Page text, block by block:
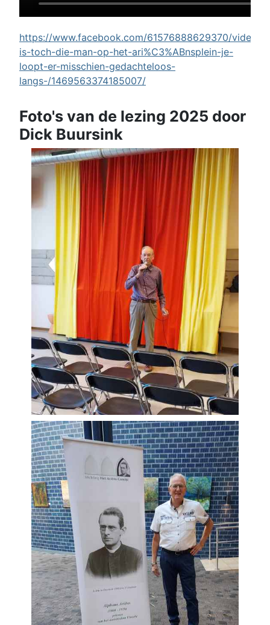
https://www.facebook.com/61576888629370/videos/
is-toch-die-man-op-het-ari%C3%ABnsplein-je-
loopt-er-misschien-gedachteloos-
langs-/1469563374185007/
Foto's van de lezing 2025 door
Dick Buursink